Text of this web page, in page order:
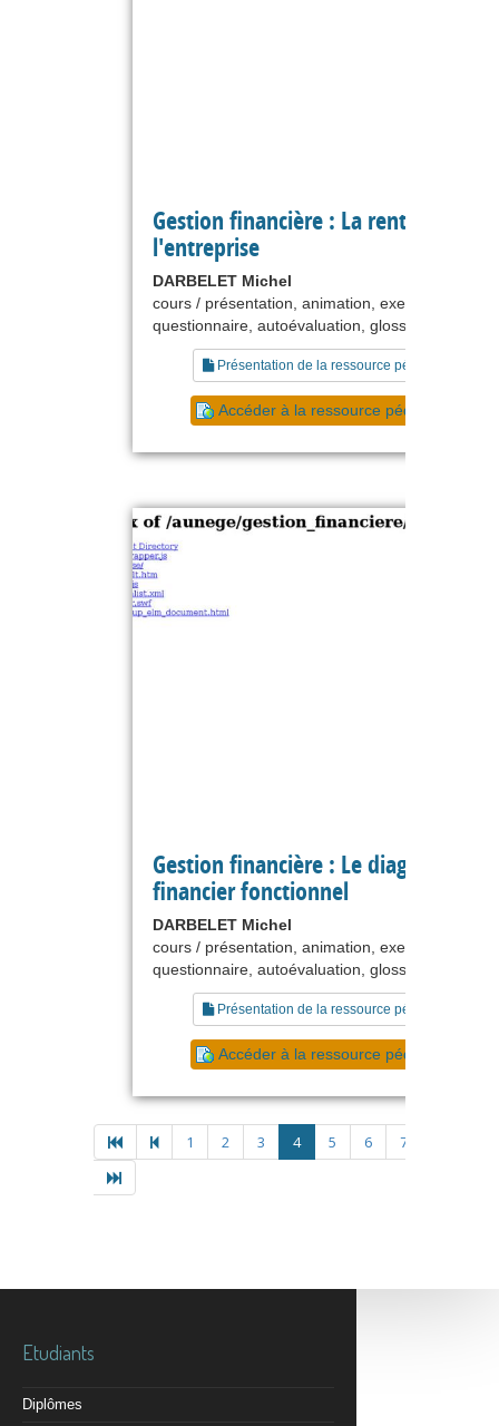
Gestion financière : La rentabilité de
l'entreprise
DARBELET Michel
cours / présentation, animation, exercice,
questionnaire, autoévaluation, glossaire
Présentation de la ressource pédagogique
Accéder à la ressource pédagogique
Gestion financière : Le diagnostic
financier fonctionnel
DARBELET Michel
cours / présentation, animation, exercice,
questionnaire, autoévaluation, glossaire
Présentation de la ressource pédagogique
Accéder à la ressource pédagogique
1 2 3 4 5 6 7
Etudiants
Diplômes